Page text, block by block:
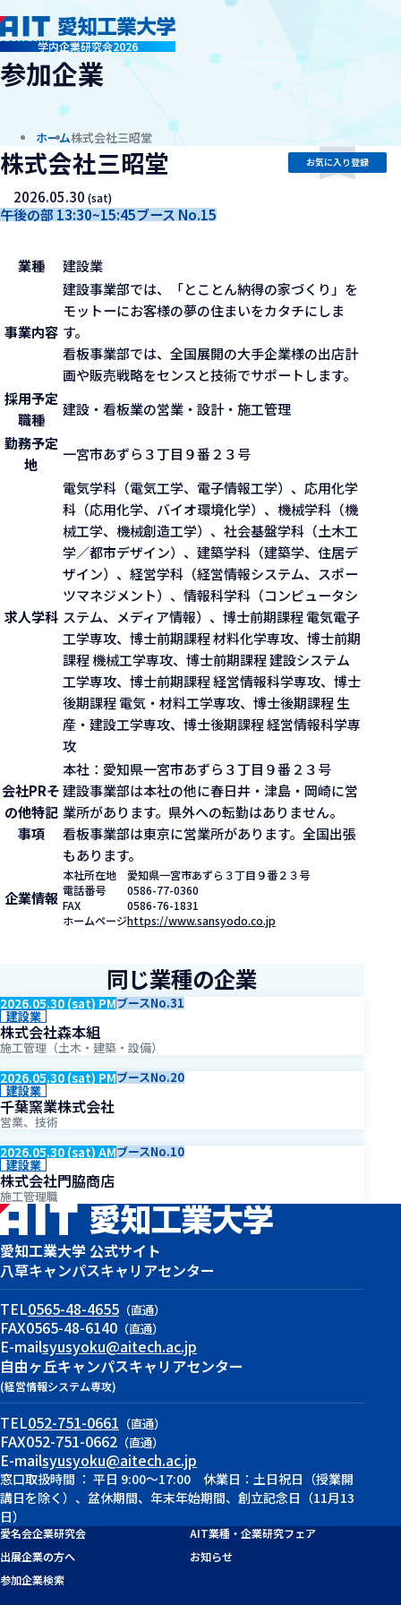
学内企業研究会2026
company
参加企業
ホーム株式会社三昭堂
株式会社三昭堂
2026.05.30(sat)
午後の部 13:30~15:45ブース No.15
お気に入り登録
業種 建設業
事業内容
建設事業部では、「とことん納得の家づくり」を
モットーにお客様の夢の住まいをカタチにしま
す。
看板事業部では、全国展開の大手企業様の出店計
画や販売戦略をセンスと技術でサポートします。
採用予定
職種
建設・看板業の営業・設計・施工管理
勤務予定
地
一宮市あずら３丁目９番２３号
求人学科
電気学科（電気工学、電子情報工学）、応用化学
科（応用化学、バイオ環境化学）、機械学科（機
械工学、機械創造工学）、社会基盤学科（土木工
学／都市デザイン）、建築学科（建築学、住居デ
ザイン）、経営学科（経営情報システム、スポー
ツマネジメント）、情報科学科（コンピュータシ
ステム、メディア情報）、博士前期課程 電気電子
工学専攻、博士前期課程 材料化学専攻、博士前期
課程 機械工学専攻、博士前期課程 建設システム
工学専攻、博士前期課程 経営情報科学専攻、博士
後期課程 電気・材料工学専攻、博士後期課程 生
産・建設工学専攻、博士後期課程 経営情報科学専
攻
会社PRそ
の他特記
事項
本社：愛知県一宮市あずら３丁目９番２３号
建設事業部は本社の他に春日井・津島・岡崎に営
業所があります。県外への転勤はありません。
看板事業部は東京に営業所があります。全国出張
もあります。
企業情報
本社所在地
愛知県一宮市あずら３丁目９番２３号
電話番号
0586-77-0360
FAX
0586-76-1831
ホームページhttps://www.sansyodo.co.jp
同じ業種の企業
2026.05.30 (sat) PMブースNo.31
建設業
株式会社森本組
施工管理（土木・建築・設備）
2026.05.30 (sat) PMブースNo.20
建設業
千葉窯業株式会社
営業、技術
2026.05.30 (sat) AMブースNo.10
建設業
株式会社門脇商店
施工管理職
愛知工業大学 公式サイト
八草キャンパスキャリアセンター
TEL0565-48-4655 （直通）
FAX0565-48-6140 （直通）
E-mailsyusyoku@aitech.ac.jp
自由ヶ丘キャンパスキャリアセンター
(経営情報システム専攻)
TEL052-751-0661 （直通）
FAX052-751-0662 （直通）
E-mailsyusyoku@aitech.ac.jp
窓口取扱時間 ： 平日 9:00～17:00 休業日：土日祝日（授業開
講日を除く）、盆休期間、年末年始期間、創立記念日（11月13
日）
愛名会企業研究会
AIT業種・企業研究フェア
出展企業の方へ
お知らせ
参加企業検索